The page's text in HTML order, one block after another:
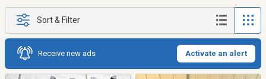
Sort & Filter
Receive new ads Activate an alert